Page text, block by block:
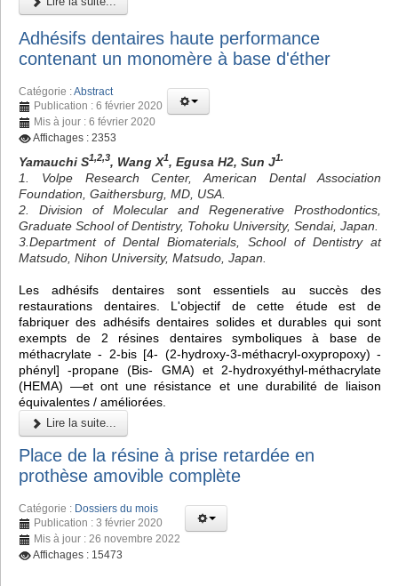
Adhésifs dentaires haute performance
contenant un monomère à base d'éther
Catégorie :Abstract
Publication : 6 février 2020
Mis à jour : 6 février 2020
Affichages : 2353
Yamauchi S1,2,3, Wang X1, Egusa H2, Sun J1.
1. Volpe Research Center, American Dental Association
Foundation, Gaithersburg, MD, USA.
2. Division of Molecular and Regenerative Prosthodontics,
Graduate School of Dentistry, Tohoku University, Sendai, Japan.
3.Department of Dental Biomaterials, School of Dentistry at
Matsudo, Nihon University, Matsudo, Japan.
Les adhésifs dentaires sont essentiels au succès des
restaurations dentaires. L'objectif de cette étude est de
fabriquer des adhésifs dentaires solides et durables qui sont
exempts de 2 résines dentaires symboliques à base de
méthacrylate - 2-bis [4- (2-hydroxy-3-méthacryl-oxypropoxy) -
phényl] -propane (Bis- GMA) et 2-hydroxyéthyl-méthacrylate
(HEMA) —et ont une résistance et une durabilité de liaison
équivalentes / améliorées.
Lire la suite...
Place de la résine à prise retardée en
prothèse amovible complète
Catégorie : Dossiers du mois
Publication : 3 février 2020
Mis à jour : 26 novembre 2022
Affichages : 15473